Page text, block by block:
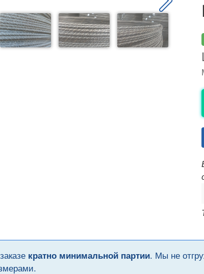
кратно минимальной партии. Мы не